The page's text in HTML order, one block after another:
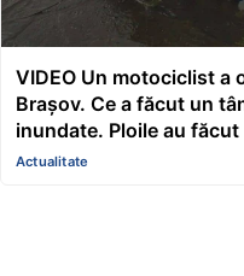
VIDEO Un motociclist a
Brașov. Ce a făcut un
inundate. Ploile au
Actualitate